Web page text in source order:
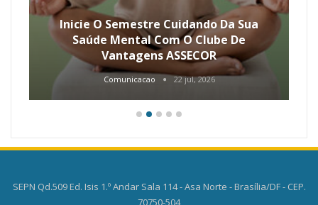
Inicie O Semestre Cuidando Da Sua
Saúde Mental Com O Clube De
Vantagens ASSECOR
Comunicacao 22 jul, 2026
SEPN Qd.509 Ed. Isis 1.º Andar Sala 114 - Asa Norte - Brasília/DF - CEP.